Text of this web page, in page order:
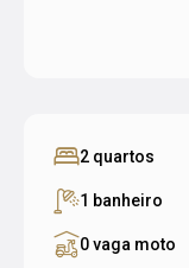
2 quartos
1 banheiro
0 vaga moto